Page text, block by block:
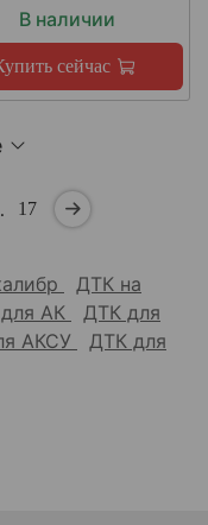
В наличии
сейчас
17
ДТК на
АК
ДТК для
АКСУ
ДТК для